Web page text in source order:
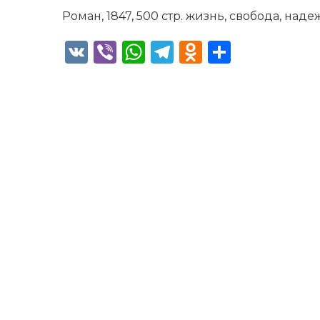
Роман, 1847, 500 стр. жизнь, свобода,
VK ViberWhatsApp
Telegram